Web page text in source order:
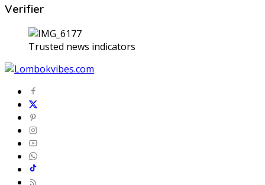
Verifier
Trusted news indicators